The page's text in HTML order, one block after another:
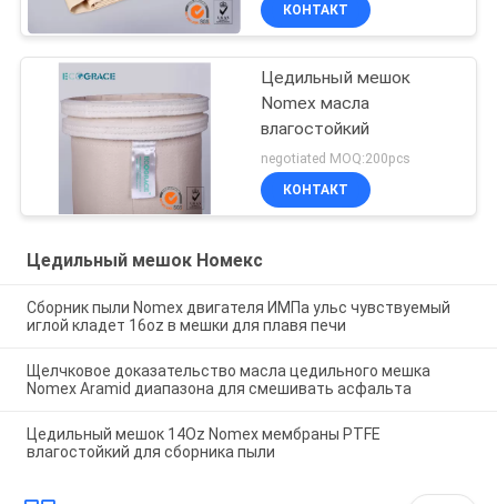
КОНТАКТ
Цедильный мешок
Nomex масла
влагостойкий
negotiated MOQ:200pcs
КОНТАКТ
Цедильный мешок Номекс
Сборник пыли Nomex двигателя ИМПа ульс чувствуемый
иглой кладет 16oz в мешки для плавя печи
Щелчковое доказательство масла цедильного мешка
Nomex Aramid диапазона для смешивать асфальта
Цедильный мешок 14Oz Nomex мембраны PTFE
влагостойкий для сборника пыли